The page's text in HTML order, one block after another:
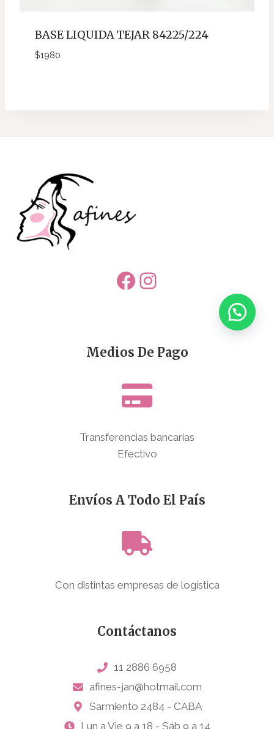
BASE LIQUIDA TEJAR 84225/224
$1980
Facebook
Instagram
Medios De Pago
Transferencias bancarias
Efectivo
Envíos A Todo El País
Con distintas empresas de logística
Contáctanos
11 2886 6958
afines-jan@hotmail.com
Sarmiento 2484 - CABA
Lun a Vie 9 a 18 - Sáb 9 a 14